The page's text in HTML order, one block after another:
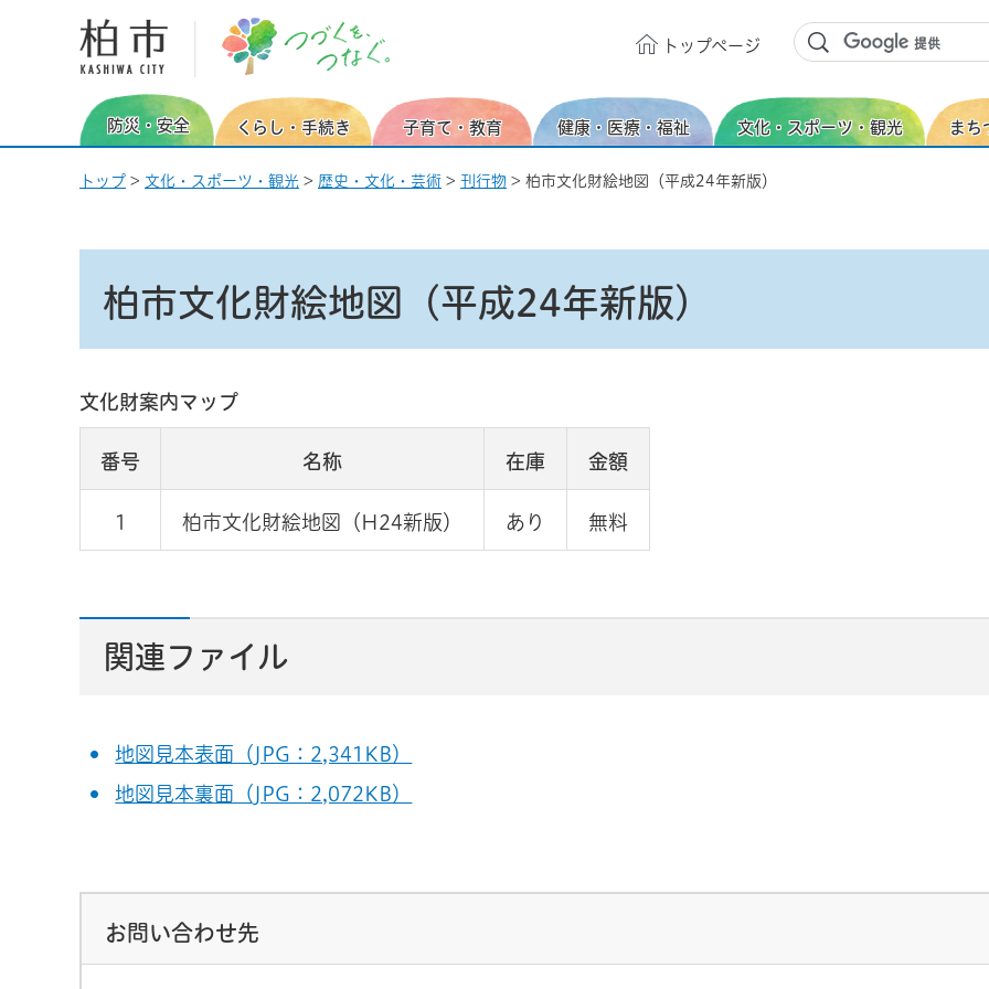
柏市 つづくを、つなぐ。
トップページ
防災・安全 くらし・手続き 子育て・教育 健康・医療・福祉 文化・スポーツ・観光 まち
トップ > 文化・スポーツ・観光 > 歴史・文化・芸術 > 刊行物 > 柏市文化財絵地図（平成24年新版）
柏市文化財絵地図（平成24年新版）
文化財案内マップ
番号 名称 在庫 金額
1 柏市文化財絵地図（H24新版） あり 無料
関連ファイル
地図見本表面（JPG：2,341KB）
地図見本裏面（JPG：2,072KB）
お問い合わせ先